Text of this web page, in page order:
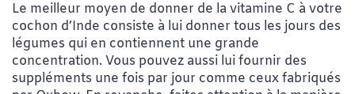
Le meilleur moyen de donner de la vitamine C à votre
cochon d’Inde consiste à lui donner tous les jours des
légumes qui en contiennent une grande
concentration. Vous pouvez aussi lui fournir des
suppléments une fois par jour comme ceux fabriqués